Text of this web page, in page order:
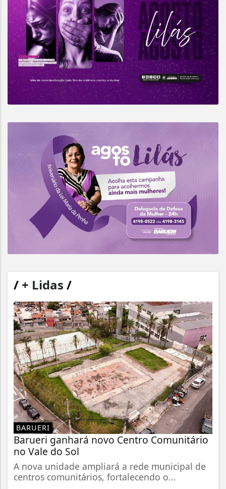
/ + Lidas /
BARUERI
Barueri ganhará novo Centro Comunitário
no Vale do Sol
A nova unidade ampliará a rede municipal de
centros comunitários, fortalecendo o...